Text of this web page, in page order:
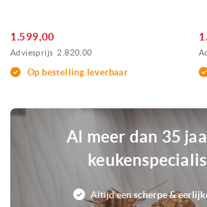
1.599,00
Adviesprijs 2.820,00
Op bestelling leverbaar
Al meer dan 35
Altijd eenscherpe &